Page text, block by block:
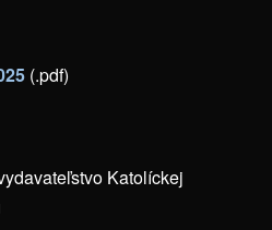
(.pdf)
Katolíckej